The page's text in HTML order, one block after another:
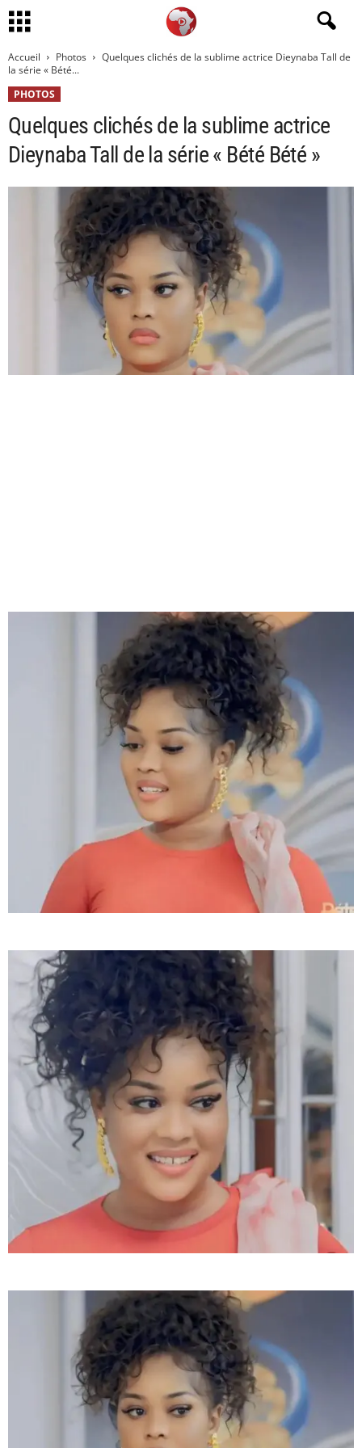
Accueil Photos
Quelques clichés de la sublime actrice Dieynaba Tall de
la série « Bété...
PHOTOS
Quelques clichés de la sublime actrice
Dieynaba Tall de la série « Bété Bété »